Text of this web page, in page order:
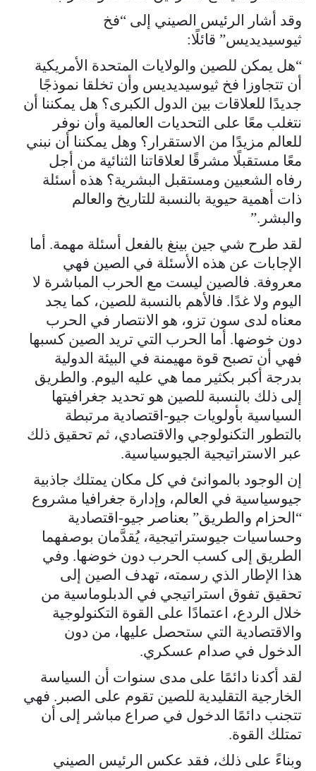
وقد أشار الرئيس الصيني إلى “فخ
ثيوسيديديس” قائلًا:
“هل يمكن للصين والولايات المتحدة الأمريكية
أن تتجاوزا فخ ثيوسيديديس وأن تخلقا نموذجًا
جديدًا للعلاقات بين الدول الكبرى؟ هل يمكننا أن
نتغلب معًا على التحديات العالمية وأن نوفر
للعالم مزيدًا من الاستقرار؟ وهل يمكننا أن نبني
معًا مستقبلًا مشرقًا لعلاقاتنا الثنائية من أجل
رفاه الشعبين ومستقبل البشرية؟ هذه أسئلة
ذات أهمية حيوية بالنسبة للتاريخ والعالم
والبشر.”
لقد طرح شي جين بينغ بالفعل أسئلة مهمة. أما
الإجابات عن هذه الأسئلة في الصين فهي
معروفة. فالصين ليست مع الحرب المباشرة لا
اليوم ولا غدًا. فالأهم بالنسبة للصين، كما يجد
معناه لدى سون تزو، هو الانتصار في الحرب
دون خوضها. أما الحرب التي تريد الصين كسبها
فهي أن تصبح قوة مهيمنة في البيئة الدولية
بدرجة أكبر بكثير مما هي عليه اليوم. والطريق
إلى ذلك بالنسبة للصين هو تحديد جغرافيتها
السياسية بأولويات جيو-اقتصادية مرتبطة
بالتطور التكنولوجي والاقتصادي، ثم تحقيق ذلك
عبر الاستراتيجية الجيوسياسية.
إن الوجود بالموانئ في كل مكان يمتلك جاذبية
جيوسياسية في العالم، وإدارة جغرافيا مشروع
“الحزام والطريق” بعناصر جيو-اقتصادية
وحساسيات جيوستراتيجية، يُقدَّمان بوصفهما
الطريق إلى كسب الحرب دون خوضها. وفي
هذا الإطار الذي رسمته، تهدف الصين إلى
تحقيق تفوق استراتيجي في الدبلوماسية من
خلال الردع، اعتمادًا على القوة التكنولوجية
والاقتصادية التي ستحصل عليها، من دون
الدخول في صدام عسكري.
لقد أكدنا دائمًا على مدى سنوات أن السياسة
الخارجية التقليدية للصين تقوم على الصبر. فهي
تتجنب دائمًا الدخول في صراع مباشر إلى أن
تمتلك القوة.
وبناءً على ذلك، فقد عكس الرئيس الصيني